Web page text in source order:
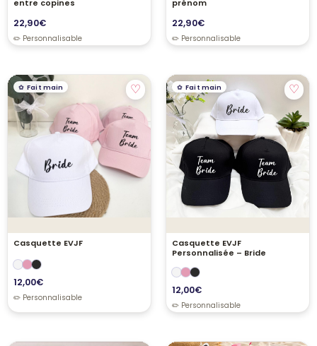
entre copines
22,90€
prénom
22,90€
Fait main ♡
Casquette EVJF
12,00€
Fait main ♡
Casquette EVJF
Personnalisée – Bride
12,00€